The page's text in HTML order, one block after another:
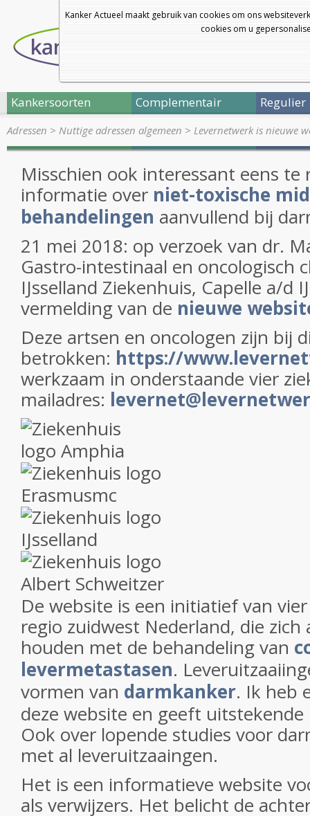
Kanker Actueel maakt gebruik van cookies om ons
cookies om u
Kankersoorten Complementair Regulier
Adressen > Nuttige adressen algemeen > Levernetwerk is nieuwe
Misschien ook interessant eens te
informatie over niet-toxische
behandelingen aanvullend bij
21 mei 2018: op verzoek van dr.
Gastro-intestinaal en oncologisch
IJsselland Ziekenhuis, Capelle a/d
vermelding van de nieuwe
Deze artsen en oncologen zijn bij
betrokken: https://
werkzaam in onderstaande vier
mailadres:
De website is een initiatief van
regio zuidwest Nederland, die zich
houden met de behandeling van
levermetastasen.
vormen van darmkanker. Ik heb
deze website en geeft
Ook over lopende studies voor
met al leveruitzaaingen.
Het is een informatieve website
als verwijzers. Het belicht de